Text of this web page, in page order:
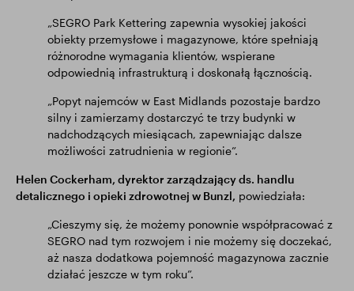
„SEGRO Park Kettering zapewnia wysokiej jakości
obiekty przemysłowe i magazynowe, które spełniają
różnorodne wymagania klientów, wspierane
odpowiednią infrastrukturą i doskonałą łącznością.
„Popyt najemców w East Midlands pozostaje bardzo
silny i zamierzamy dostarczyć te trzy budynki w
nadchodzących miesiącach, zapewniając dalsze
możliwości zatrudnienia w regionie”.
Helen Cockerham, dyrektor zarządzający ds. handlu
detalicznego i opieki zdrowotnej w Bunzl, powiedziała:
„Cieszymy się, że możemy ponownie współpracować z
SEGRO nad tym rozwojem i nie możemy się doczekać,
aż nasza dodatkowa pojemność magazynowa zacznie
działać jeszcze w tym roku”.